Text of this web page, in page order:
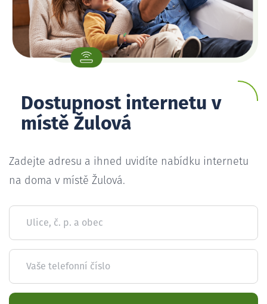
Dostupnost internetu v
místě Žulová
Zadejte adresu a ihned uvidíte nabídku internetu
na doma v místě Žulová.
Ulice, č. p. a obec
Vaše telefonní číslo